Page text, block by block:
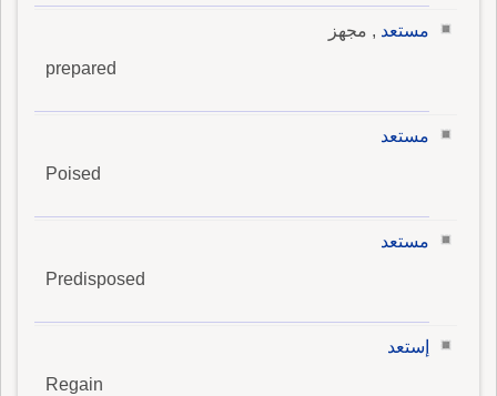
مستعد , مجهز
prepared
مستعد
Poised
مستعد
Predisposed
إستعد
Regain